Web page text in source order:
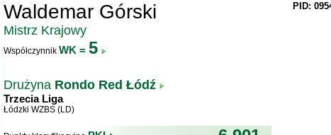
Waldemar Górski
Mistrz Krajowy
Współczynnik WK = 5
Drużyna Rondo Red Łódź
Trzecia Liga
Łódzki WZBS (LD)
PID: